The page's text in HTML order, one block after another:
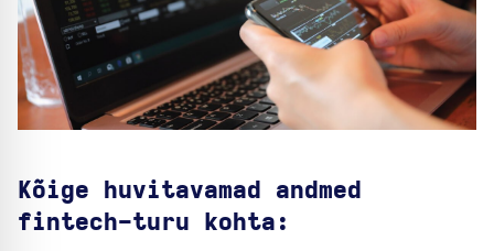
Kõige huvitavamad andmed
fintech-turu kohta: